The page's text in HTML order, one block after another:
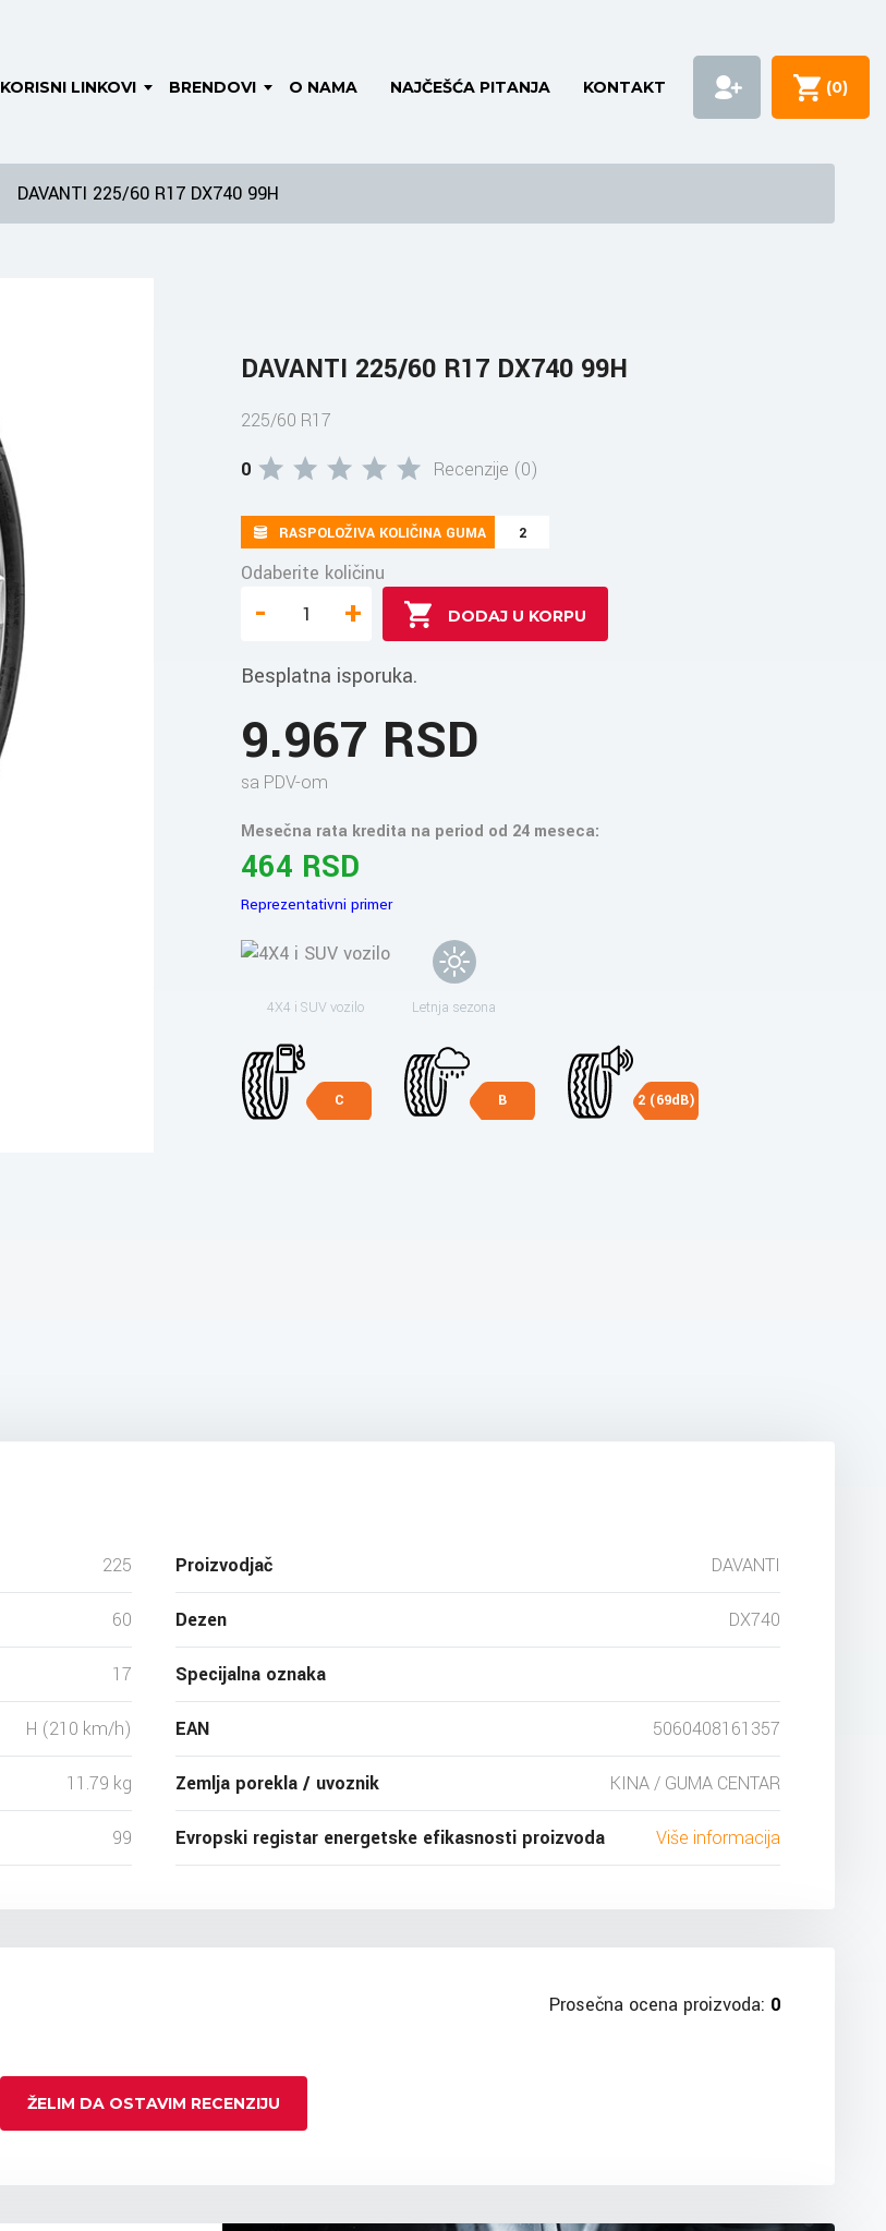
KORISNI LINKOVI BRENDOVI O NAMA NAJČEŠĆA PITANJA KONTAKT (0)
DAVANTI 225/60 R17 DX740 99H
DAVANTI 225/60 R17 DX740 99H
225/60 R17
0
Recenzije (0)
RASPOLOŽIVA KOLIČINA GUMA 2
Odaberite količinu
- +
Besplatna isporuka.
9.967 RSD
sa PDV-om
Mesečna rata kredita na period od 24 meseca:
464 RSD
Reprezentativni primer
4X4 i SUV vozilo Letnja sezona
C B 2 (69dB)
225
60
17
H (210 km/h)
11.79 kg
99
Proizvodjač DAVANTI
Dezen DX740
Specijalna oznaka
EAN 5060408161357
Zemlja porekla / uvoznik KINA / GUMA CENTAR
Evropski registar energetske efikasnosti proizvoda Više informacija
Prosečna ocena proizvoda: 0
ŽELIM DA OSTAVIM RECENZIJU